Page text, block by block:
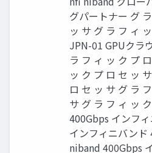
グパートナー グ
ッ サ グ ラ フ ィ
JPN-01 GPUクラ
ラ フ ィ ッ ク プ
ッ ク プ ロ セ ッ
ロ セ ッ サ グ ラ
サ グ ラ フ ィ ッ
400Gbps インフ
インフィニバンド
niband 400Gbps